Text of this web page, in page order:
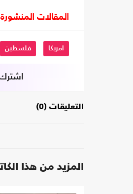
المقالات المنشورة في عربي21 تعبر عن آراء أصحابها
امريكا فلسطين
التعليقات (0)
المزيد من هذا